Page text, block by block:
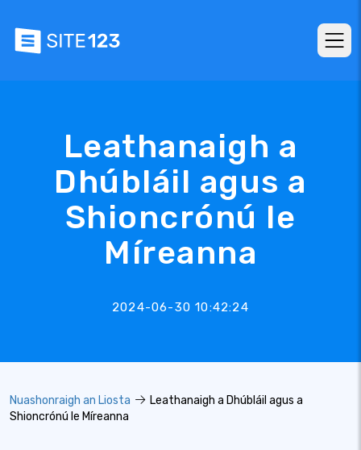
Leathanaigh a
Dhúbláil agus a
Shioncrónú le
Míreanna
2024-06-30 10:42:24
Nuashonraigh an Liosta
Leathanaigh a Dhúbláil agus a
Shioncrónú le Míreanna